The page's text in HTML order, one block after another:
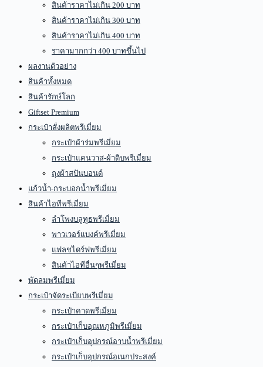
สินค้าราคาไม่เกิน 200 บาท
สินค้าราคาไม่เกิน 300 บาท
สินค้าราคาไม่เกิน 400 บาท
ราคามากกว่า 400 บาทขึ้นไป
ผลงานตัวอย่าง
สินค้าทั้งหมด
สินค้ารักษ์โลก
Giftset Premium
กระเป๋าสั่งผลิตพรีเมี่ยม
กระเป๋าผ้าร่มพรีเมี่ยม
กระเป๋าแคนวาส-ผ้าดิบพรีเมี่ยม
ถุงผ้าสปันบอนด์
แก้วน้ำ-กระบอกน้ำพรีเมี่ยม
สินค้าไอทีพรีเมี่ยม
ลำโพงบลูทูธพรีเมี่ยม
พาวเวอร์แบงค์พรีเมี่ยม
แฟลชไดร์ฟพรีเมี่ยม
สินค้าไอทีอื่นๆพรีเมี่ยม
พัดลมพรีเมี่ยม
กระเป๋าจัดระเบียบพรีเมี่ยม
กระเป๋าคาดพรีเมี่ยม
กระเป๋าเก็บอุณหภูมิพรีเมี่ยม
กระเป๋าเก็บอุปกรณ์อาบน้ำพรีเมี่ยม
กระเป๋าเก็บอุปกรณ์อเนกประสงค์